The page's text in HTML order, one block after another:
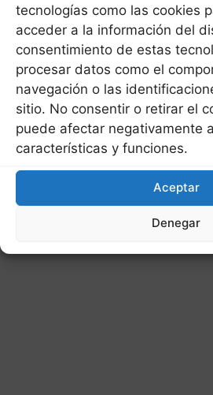
tecnologías como las cookies
acceder a la información del
consentimiento de estas
procesar datos como el
navegación o las
sitio. No consentir o retirar el
puede afectar negativamente
características y funciones.
Aceptar
Denegar
VENUT
Pintura acrílica sobre llenç
Contactar